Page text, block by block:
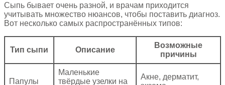
Сыпь бывает очень разной, и врачам приходится
учитывать множество нюансов, чтобы поставить диагноз.
Вот несколько самых распространённых типов:
Тип сыпи Описание
Возможные
причины
Папулы
Маленькие
твёрдые узелки на
Акне, дерматит,